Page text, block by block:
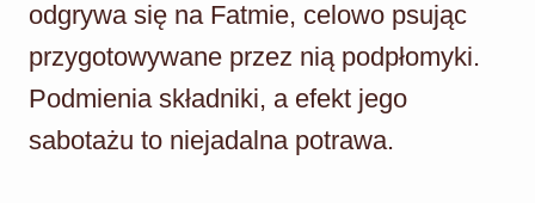
odgrywa się na Fatmie, celowo psując
przygotowywane przez nią podpłomyki.
Podmienia składniki, a efekt jego
sabotażu to niejadalna potrawa.